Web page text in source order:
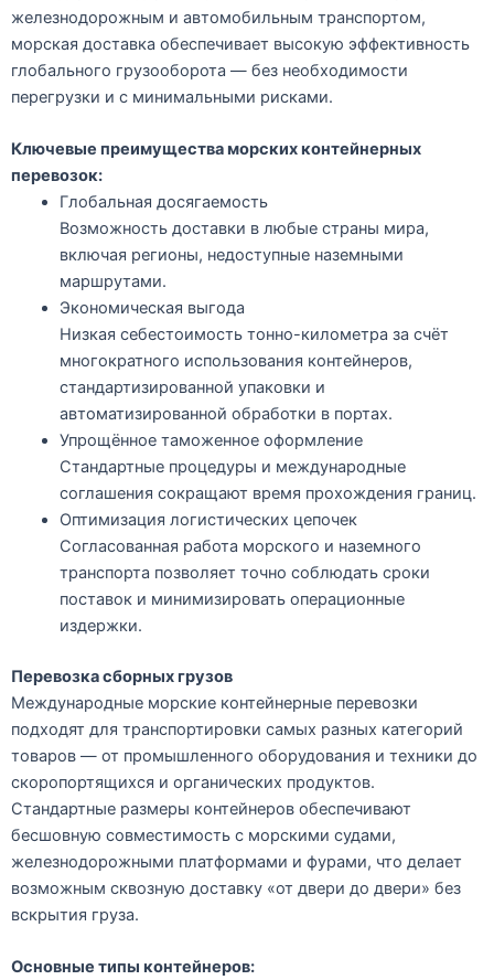
железнодорожным и автомобильным транспортом,
морская доставка обеспечивает высокую эффективность
глобального грузооборота — без необходимости
перегрузки и с минимальными рисками.
Ключевые преимущества морских контейнерных
перевозок:
Глобальная досягаемость
Возможность доставки в любые страны мира,
включая регионы, недоступные наземными
маршрутами.
Экономическая выгода
Низкая себестоимость тонно-километра за счёт
многократного использования контейнеров,
стандартизированной упаковки и
автоматизированной обработки в портах.
Упрощённое таможенное оформление
Стандартные процедуры и международные
соглашения сокращают время прохождения границ.
Оптимизация логистических цепочек
Согласованная работа морского и наземного
транспорта позволяет точно соблюдать сроки
поставок и минимизировать операционные
издержки.
Перевозка сборных грузов
Международные морские контейнерные перевозки
подходят для транспортировки самых разных категорий
товаров — от промышленного оборудования и техники до
скоропортящихся и органических продуктов.
Стандартные размеры контейнеров обеспечивают
бесшовную совместимость с морскими судами,
железнодорожными платформами и фурами, что делает
возможным сквозную доставку «от двери до двери» без
вскрытия груза.
Основные типы контейнеров: